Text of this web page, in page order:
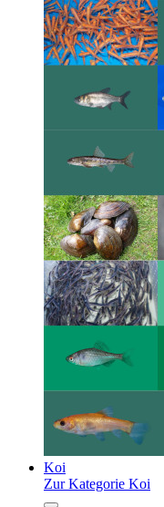
Koi
Zur Kategorie Koi